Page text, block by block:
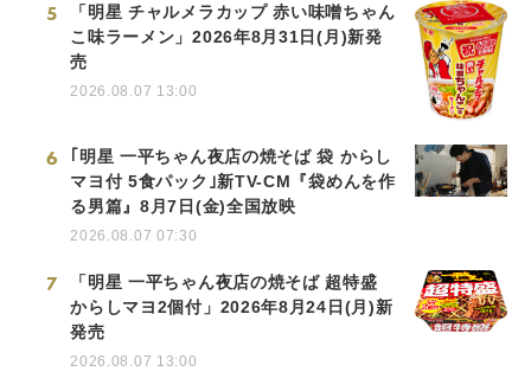
5
「明星 チャルメラカップ 赤い味噌ちゃん
こ味ラーメン」2026年8月31日(月)新発
売
2026.08.07 13:00
6
｢明星 一平ちゃん夜店の焼そば 袋 からし
マヨ付 5食パック｣新TV-CM『袋めんを作
る男篇』8月7日(金)全国放映
2026.08.07 07:30
7
「明星 一平ちゃん夜店の焼そば 超特盛
からしマヨ2個付」2026年8月24日(月)新
発売
2026.08.07 13:00